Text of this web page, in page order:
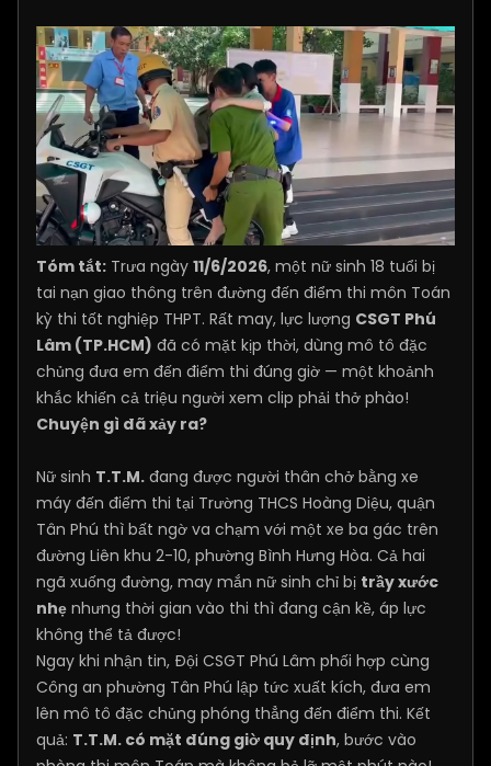
Tóm tắt: Trưa ngày 11/6/2026, một nữ sinh 18 tuổi bị
tai nạn giao thông trên đường đến điểm thi môn Toán
kỳ thi tốt nghiệp THPT. Rất may, lực lượng CSGT Phú
Lâm (TP.HCM) đã có mặt kịp thời, dùng mô tô đặc
chủng đưa em đến điểm thi đúng giờ — một khoảnh
khắc khiến cả triệu người xem clip phải thở phào!
Chuyện gì đã xảy ra?
Nữ sinh T.T.M. đang được người thân chở bằng xe
máy đến điểm thi tại Trường THCS Hoàng Diệu, quận
Tân Phú thì bất ngờ va chạm với một xe ba gác trên
đường Liên khu 2-10, phường Bình Hưng Hòa. Cả hai
ngã xuống đường, may mắn nữ sinh chỉ bị trầy xước
nhẹ nhưng thời gian vào thi thì đang cận kề, áp lực
không thể tả được!
Ngay khi nhận tin, Đội CSGT Phú Lâm phối hợp cùng
Công an phường Tân Phú lập tức xuất kích, đưa em
lên mô tô đặc chủng phóng thẳng đến điểm thi. Kết
quả: T.T.M. có mặt đúng giờ quy định, bước vào